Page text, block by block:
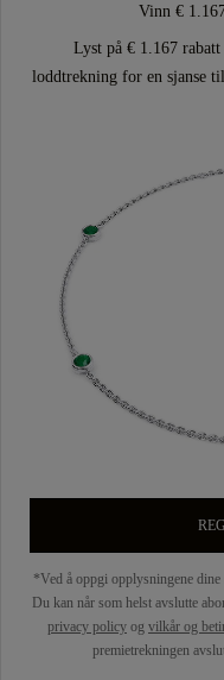
Vinn €
Lyst på € 1.167
loddtrekning for en sjanse
*Ved å oppgi opplysningene
Du kan når som helst avslutte
privacy policy og vilkår og
premietrekningen